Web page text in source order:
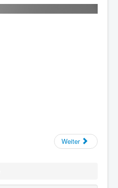
Weiter